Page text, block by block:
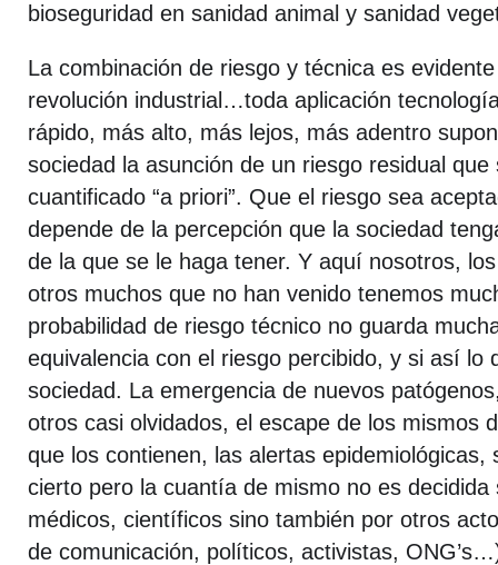
bioseguridad en sanidad animal y sanidad
La combinación de riesgo y técnica es
revolución industrial…toda aplicación
rápido, más alto, más lejos, más adentro
sociedad la asunción de un riesgo residual
cuantificado “a priori”. Que el riesgo sea
depende de la percepción que la sociedad
de la que se le haga tener. Y aquí nosotros,
otros muchos que no han venido tenemos
probabilidad de riesgo técnico no guarda
equivalencia con el riesgo percibido, y si así lo
sociedad. La emergencia de nuevos
otros casi olvidados, el escape de los mismos
que los contienen, las alertas epidemiológicas,
cierto pero la cuantía de mismo no es decidida
médicos, científicos sino también por otros
de comunicación, políticos, activistas,